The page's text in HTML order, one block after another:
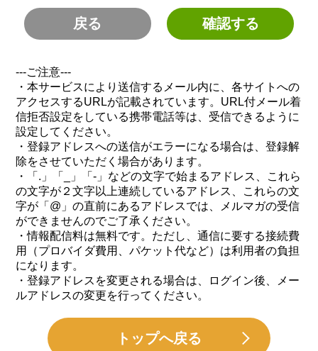
戻る 確認する
---ご注意---
・本サービスにより送信するメール内に、各サイトへの
アクセスするURLが記載されています。URL付メール着
信拒否設定をしている携帯電話等は、受信できるように
設定してください。
・登録アドレスへの送信がエラーになる場合は、登録解
除をさせていただく場合があります。
・「.」「_」「-」などの文字で始まるアドレス、これら
の文字が２文字以上連続しているアドレス、これらの文
字が「@」の直前にあるアドレスでは、メルマガの受信
ができませんのでご了承ください。
・情報配信料は無料です。ただし、通信に要する接続費
用（プロバイダ費用、パケット代など）は利用者の負担
になります。
・登録アドレスを変更される場合は、ログイン後、メー
ルアドレスの変更を行ってください。
トップへ戻る